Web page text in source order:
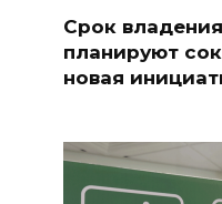
Срок
планируют
новая